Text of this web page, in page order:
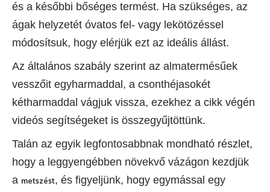
és a későbbi bőséges termést. Ha szükséges, az
ágak helyzetét óvatos fel- vagy lekötözéssel
módosítsuk, hogy elérjük ezt az ideális állást.
Az általános szabály szerint az almatermésűek
vesszőit egyharmaddal, a csonthéjasokét
kétharmaddal vágjuk vissza, ezekhez a cikk végén
videós segítségeket is összegyűjtöttünk.
Talán az egyik legfontosabbnak mondható részlet,
hogy a leggyengébben növekvő vázágon kezdjük
a metszést, és figyeljünk, hogy egymással egy